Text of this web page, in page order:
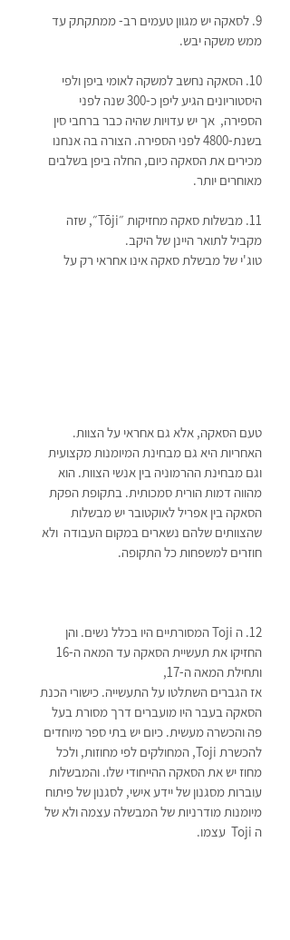
9. לסאקה יש מגוון טעמים רב- ממתקתק עד
ממש משקה יבש.
10. הסאקה נחשב למשקה לאומי ביפן ולפי
היסטוריונים הגיע ליפן כ-300 שנה לפני
הספירה,  אך יש עדויות שהיה כבר ברחבי סין
בשנת-4800 לפני הספירה. הצורה בה אנחנו
מכירים את הסאקה כיום, החלה ביפן בשלבים
מאוחרים יותר.
11. מבשלות סאקה מחזיקות ״Tōji״, שזה
מקביל לתואר היינן של היקב.
טוג'י של מבשלת סאקה אינו אחראי רק על
טעם הסאקה, אלא גם אחראי על הצוות.
האחריות היא גם מבחינת המיומנות מקצועית
וגם מבחינת ההרמוניה בין אנשי הצוות. הוא
מהווה דמות הורית סמכותית. בתקופת הפקת
הסאקה בין אפריל לאוקטובר יש מבשלות
שהצוותים שלהם נשארים במקום העבודה  ולא
חוזרים למשפחות כל התקופה.
12. ה Toji המסורתיים היו בכלל נשים. והן
ותחילת המאה ה-17,
אז הגברים השתלטו על התעשייה. כישורי הכנת
הסאקה בעבר היו מועברים דרך מסורת בעל
פה והכשרה מעשית. כיום יש בתי ספר מיוחדים
להכשרת Toji, המחולקים לפי מחוזות, ולכל
מחוז יש את הסאקה ההייחודי שלו. והמבשלות
עוברות מסגנון של יידע אישי, לסגנון של פיתוח
מיומנות מודרניות של המבשלה עצמה ולא של
ה Toji  עצמו.